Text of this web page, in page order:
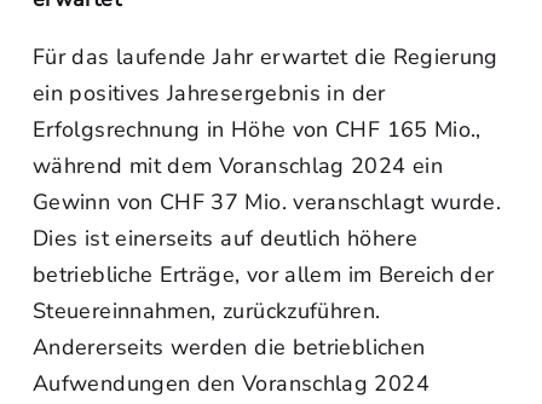
Für das laufende Jahr erwartet die Regierung
ein positives Jahresergebnis in der
Erfolgsrechnung in Höhe von CHF 165 Mio.,
während mit dem Voranschlag 2024 ein
Gewinn von CHF 37 Mio. veranschlagt wurde.
Dies ist einerseits auf deutlich höhere
betriebliche Erträge, vor allem im Bereich der
Steuereinnahmen, zurückzuführen.
Andererseits werden die betrieblichen
Aufwendungen den Voranschlag 2024